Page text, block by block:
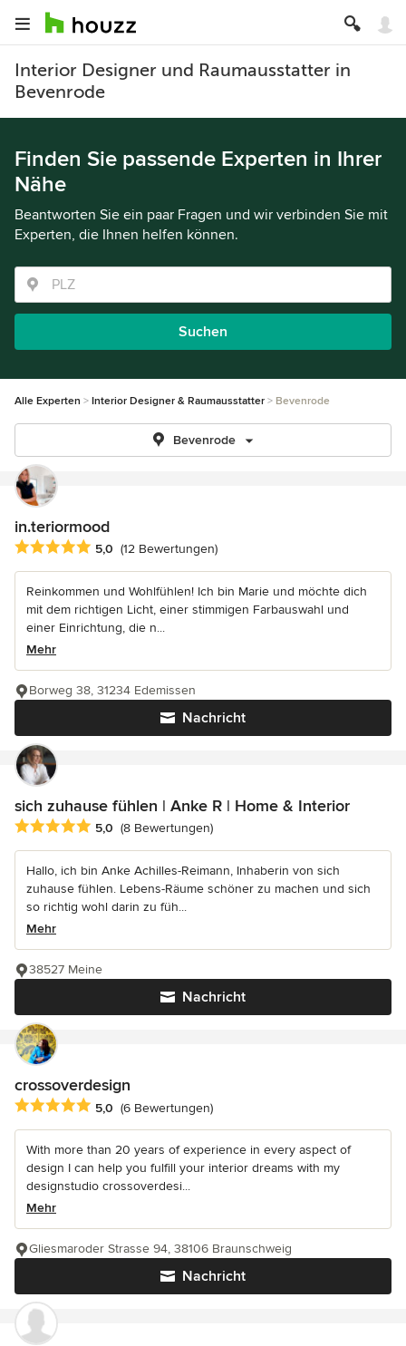
Interior Designer und Raumausstatter in
Bevenrode
Finden Sie passende Experten in Ihrer
Nähe
Beantworten Sie ein paar Fragen und wir verbinden Sie mit
Experten, die Ihnen helfen können.
Suchen
Alle Experten Interior Designer & Raumausstatter Bevenrode
Bevenrode
in.teriormood
Durchschnittliche Bewertung: 5 von 5 Sternen
5,0 (12 Bewertungen)
Reinkommen und Wohlfühlen! Ich bin Marie und möchte dich
mit dem richtigen Licht, einer stimmigen Farbauswahl und
einer Einrichtung, die n...
Mehr
Nachricht
Borweg 38, 31234 Edemissen
sich zuhause fühlen | Anke R | Home & Interior
Durchschnittliche Bewertung: 5 von 5 Sternen
5,0 (8 Bewertungen)
Hallo, ich bin Anke Achilles-Reimann, Inhaberin von sich
zuhause fühlen. Lebens-Räume schöner zu machen und sich
so richtig wohl darin zu füh...
Mehr
Nachricht
38527 Meine
crossoverdesign
Durchschnittliche Bewertung: 5 von 5 Sternen
5,0 (6 Bewertungen)
With more than 20 years of experience in every aspect of
design I can help you fulfill your interior dreams with my
designstudio crossoverdesi...
Mehr
Nachricht
Gliesmaroder Strasse 94, 38106 Braunschweig